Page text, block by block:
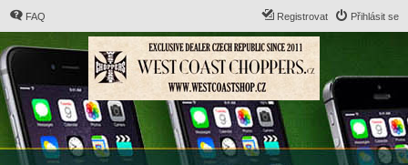
FAQ Přihlásit se
Registrovat